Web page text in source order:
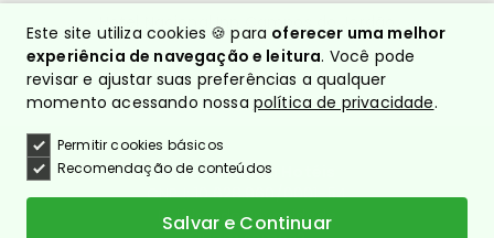
Hotel Nacional Inn Campos do Jordão
© Nacional Inn Hotéis
CNPJ: 10.628.960/0001-54
Política de Privacidade
Este site utiliza cookies 🍪 para oferecer uma melhor
experiência de navegação e leitura. Você pode
revisar e ajustar suas preferências a qualquer
momento acessando nossa política de privacidade.
Permitir cookies básicos
Recomendação de conteúdos
Salvar e Continuar